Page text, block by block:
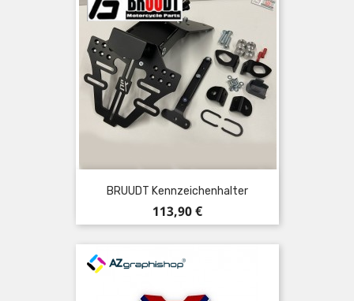
BRUUDT Kennzeichenhalter
Preis
113,90 €